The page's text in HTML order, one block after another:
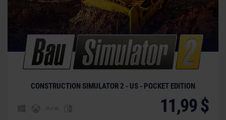
CONSTRUCTION SIMULATOR 2 - US - POCKET EDITION
11,99 $